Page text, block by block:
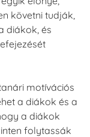
követni tudják,
diákok, és
motívációs
a diákok és a
a diákok
folytassák